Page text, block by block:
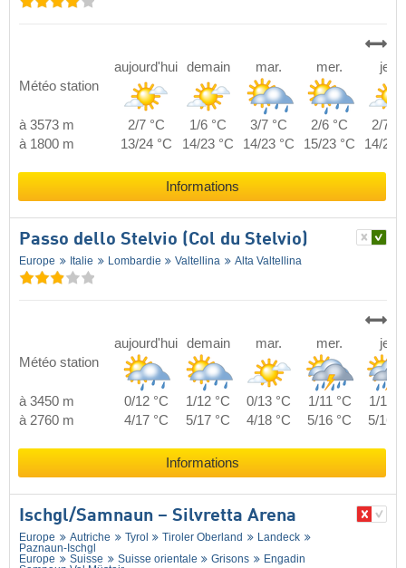
Météo station
aujourd'hui demain mar. mer. jeu.
à 3573 m 2/7 °C 1/6 °C 3/7 °C 2/6 °C
2/7
à 1800 m
13/24 °C 14/23 °C 14/23 °C 15/23 °C 14/24
Informations
Passo dello Stelvio (Col du Stelvio)
Europe Italie Lombardie Valtellina Alta Valtellina
Météo station
aujourd'hui demain mar. mer. jeu.
à 3450 m 0/12 °C 1/12 °C 0/13 °C 1/11 °C
1/11
à 2760 m
4/17 °C 5/17 °C 4/18 °C 5/16 °C 5/16
Informations
Ischgl/​Samnaun – Silvretta Arena
Europe Autriche Tyrol Tiroler Oberland
Landeck
Paznaun-Ischgl
Europe
Suisse Suisse orientale Grisons
Engadin